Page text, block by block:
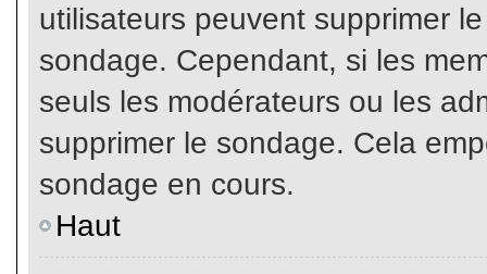
utilisateurs peuvent supprimer
sondage. Cependant, si les
seuls les modérateurs ou les
supprimer le sondage. Cela
sondage en cours.
Haut